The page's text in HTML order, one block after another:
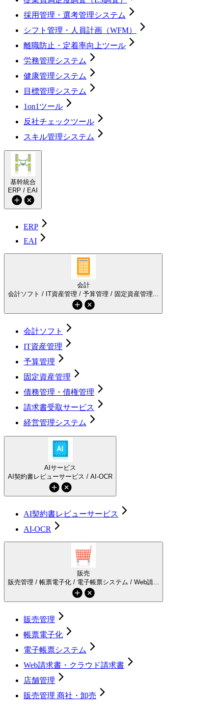
採用管理・選考管理システム
シフト管理・人員計画（WFM）
離職防止・定着率向上ツール
労務管理システム
健康管理システム
目標管理システム
1on1ツール
反社チェックツール
スキル管理システム
基幹統合
ERP / EAI
ERP
EAI
会計
会計ソフト / IT資産管理 / 予算管理 / 固定資産管理...
会計ソフト
IT資産管理
予算管理
固定資産管理
債務管理・債権管理
請求書受取サービス
経営管理システム
AIサービス
AI契約書レビューサービス / AI-OCR
AI契約書レビューサービス
AI-OCR
販売
販売管理 / 帳票電子化 / 電子帳票システム / Web請...
販売管理
帳票電子化
電子帳票システム
Web請求書・クラウド請求書
店舗管理
販売管理 商社・卸売